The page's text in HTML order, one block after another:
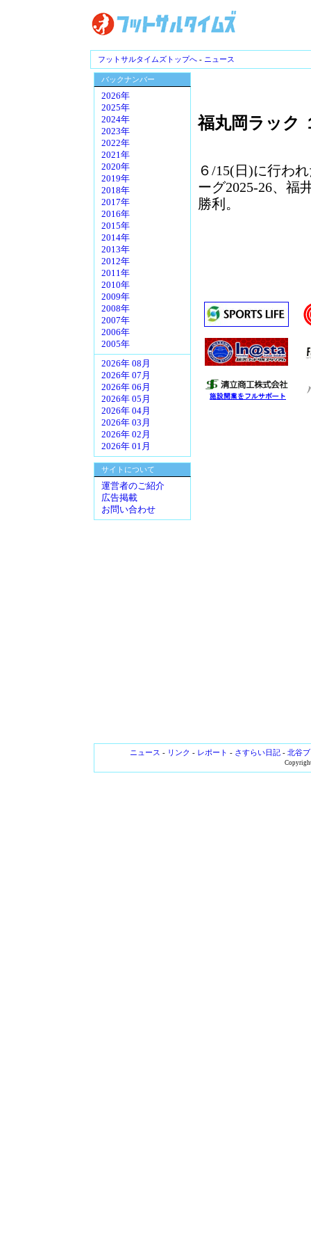
フットサルタイムズトップへ - ニュース
バックナンバー
2026年
2025年
2024年
2023年
2022年
2021年
2020年
2019年
2018年
2017年
2016年
2015年
2014年
2013年
2012年
2011年
2010年
2009年
2008年
2007年
2006年
2005年
2026年 08月
2026年 07月
2026年 06月
2026年 05月
2026年 04月
2026年 03月
2026年 02月
2026年 01月
サイトについて
運営者のご紹介
広告掲載
お問い合わせ
福丸岡ラック
６/15(日)に行わ
ーグ2025-26、福
勝利。
ニュース - リンク - レポート - さすらい日記- 北谷